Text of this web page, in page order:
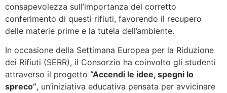
consapevolezza sull’importanza del corretto
conferimento di questi rifiuti, favorendo il recupero
delle materie prime e la tutela dell’ambiente.
In occasione della Settimana Europea per la Riduzione
dei Rifiuti (SERR), il Consorzio ha coinvolto gli studenti
attraverso il progetto “Accendi le idee, spegni lo
spreco”, un’iniziativa educativa pensata per avvicinare